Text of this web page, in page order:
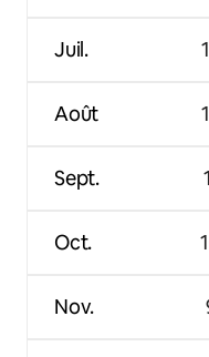
Juil.
Août
Sept.
Oct.
Nov.